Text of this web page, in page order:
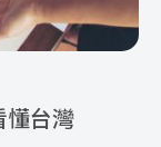
懂台灣